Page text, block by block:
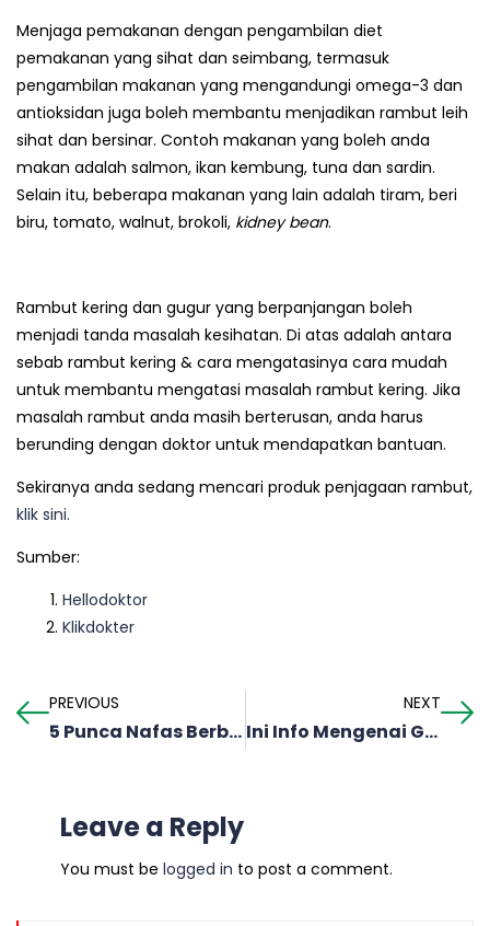
Menjaga pemakanan dengan pengambilan diet
pemakanan yang sihat dan seimbang, termasuk
pengambilan makanan yang mengandungi omega-3 dan
antioksidan juga boleh membantu menjadikan rambut leih
sihat dan bersinar. Contoh makanan yang boleh anda
makan adalah salmon, ikan kembung, tuna dan sardin.
Selain itu, beberapa makanan yang lain adalah tiram, beri
biru, tomato, walnut, brokoli, kidney bean.
Rambut kering dan gugur yang berpanjangan boleh
menjadi tanda masalah kesihatan. Di atas adalah antara
sebab rambut kering & cara mengatasinya cara mudah
untuk membantu mengatasi masalah rambut kering. Jika
masalah rambut anda masih berterusan, anda harus
berunding dengan doktor untuk mendapatkan bantuan.
Sekiranya anda sedang mencari produk penjagaan rambut,
klik sini.
Sumber:
Hellodoktor
Klikdokter
PREVIOUS
5 Punca Nafas Berbau Yang Perlu Anda Tahu!
NEXT
Ini Info Mengenai Gastrik Yang Mungkin Kita Terlepas Pandang.
Leave a Reply
You must be logged in to post a comment.